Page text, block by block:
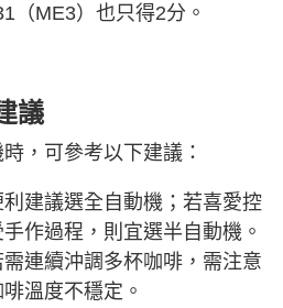
（ME3）也只得2分。
議
，可參考以下建議：
利建議選全自動機；若喜愛控
作過程，則宜選半自動機。
需連續沖調多杯咖啡，需注意
溫度不穩定。